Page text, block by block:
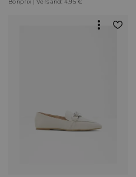
Bonprix | Versand: 4,95 €